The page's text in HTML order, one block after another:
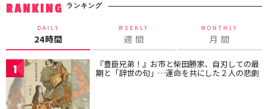
RANKING ランキング
DAILY
24時間
WEEKLY
週 間
MONTHLY
月 間
1 『豊臣兄弟！』お市と柴田勝家、自刃しての最
期と「辞世の句」…運命を共にした２人の悲劇